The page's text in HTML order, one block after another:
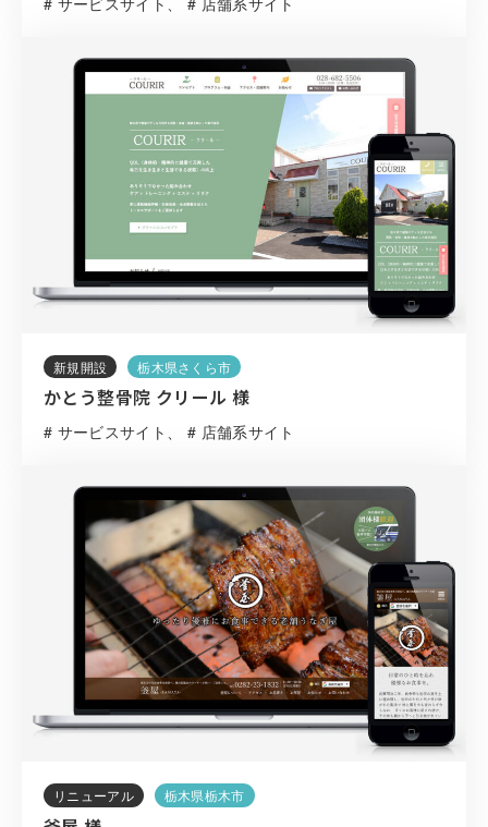
新規開設 栃木県さくら市
かとう整骨院 クリール 様
# サービスサイト # 店舗系サイト
リニューアル 栃木県栃木市